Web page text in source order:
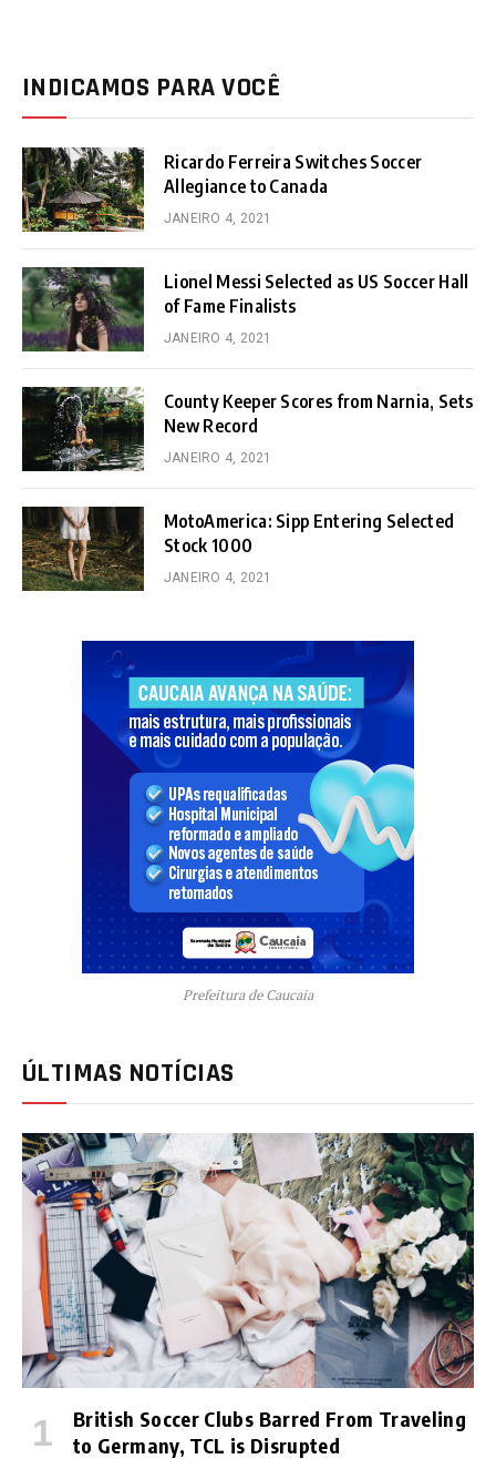
INDICAMOS PARA VOCÊ
Ricardo Ferreira Switches Soccer
Allegiance to Canada
JANEIRO 4, 2021
Lionel Messi Selected as US Soccer Hall
of Fame Finalists
JANEIRO 4, 2021
County Keeper Scores from Narnia, Sets
New Record
JANEIRO 4, 2021
MotoAmerica: Sipp Entering Selected
Stock 1000
JANEIRO 4, 2021
Prefeitura de Caucaia
ÚLTIMAS NOTÍCIAS
British Soccer Clubs Barred From Traveling
to Germany, TCL is Disrupted